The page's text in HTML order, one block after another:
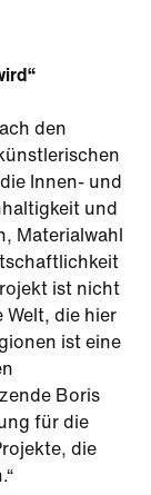
den
Innen- und
und
Materialwahl
ist nicht
Welt, die hier
ist eine
Boris
für die
die